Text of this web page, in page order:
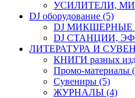
УСИЛИТЕЛИ,
DJ оборудование (5)
DJ МИКШЕРНЫЕ
DJ СТАНЦИИ,
ЛИТЕРАТУРА И
КНИГИ разных
Промо-материалы
Сувениры (5)
ЖУРНАЛЫ (4)